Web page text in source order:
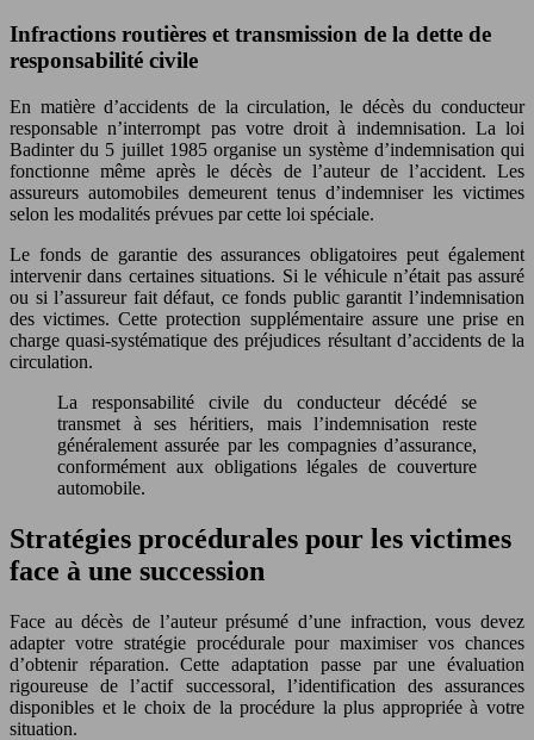
Infractions routières et transmission de la dette de
responsabilité civile
En matière d’accidents de la circulation, le décès du conducteur
responsable n’interrompt pas votre droit à indemnisation. La loi
Badinter du 5 juillet 1985 organise un système d’indemnisation qui
fonctionne même après le décès de l’auteur de l’accident. Les
assureurs automobiles demeurent tenus d’indemniser les victimes
selon les modalités prévues par cette loi spéciale.
Le fonds de garantie des assurances obligatoires peut également
intervenir dans certaines situations. Si le véhicule n’était pas assuré
ou si l’assureur fait défaut, ce fonds public garantit l’indemnisation
des victimes. Cette protection supplémentaire assure une prise en
charge quasi-systématique des préjudices résultant d’accidents de la
circulation.
La responsabilité civile du conducteur décédé se
transmet à ses héritiers, mais l’indemnisation reste
généralement assurée par les compagnies d’assurance,
conformément aux obligations légales de couverture
automobile.
Stratégies procédurales pour les victimes
face à une succession
Face au décès de l’auteur présumé d’une infraction, vous devez
adapter votre stratégie procédurale pour maximiser vos chances
d’obtenir réparation. Cette adaptation passe par une évaluation
rigoureuse de l’actif successoral, l’identification des assurances
disponibles et le choix de la procédure la plus appropriée à votre
situation.